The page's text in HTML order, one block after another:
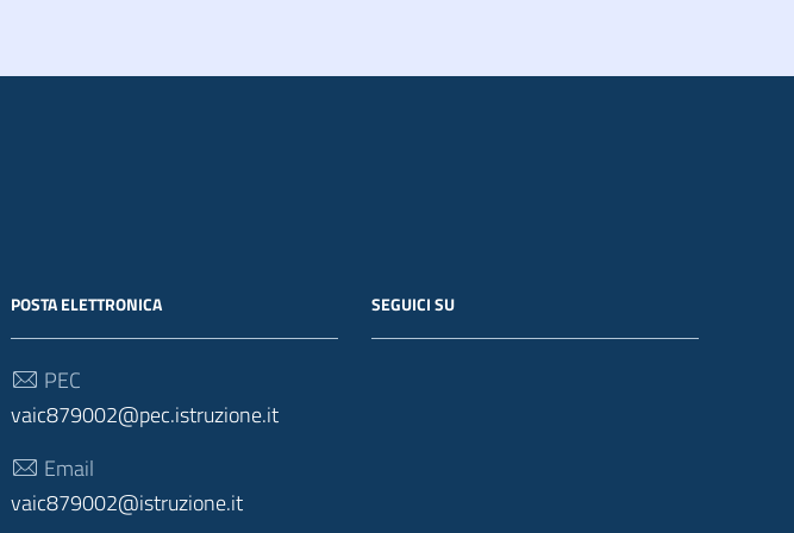
POSTA ELETTRONICA
PEC
vaic879002@pec.istruzione.it
Email
vaic879002@istruzione.it
SEGUICI SU